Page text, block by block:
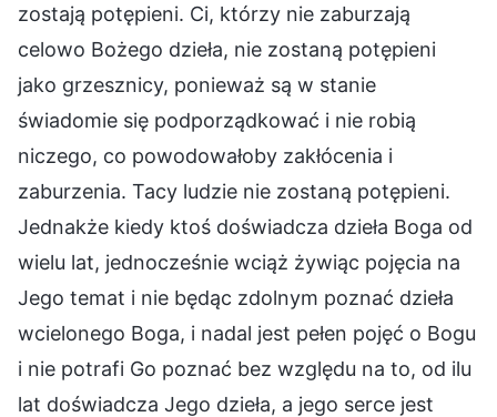
zostają potępieni. Ci, którzy nie zaburzają
celowo Bożego dzieła, nie zostaną potępieni
jako grzesznicy, ponieważ są w stanie
świadomie się podporządkować i nie robią
niczego, co powodowałoby zakłócenia i
zaburzenia. Tacy ludzie nie zostaną potępieni.
Jednakże kiedy ktoś doświadcza dzieła Boga od
wielu lat, jednocześnie wciąż żywiąc pojęcia na
Jego temat i nie będąc zdolnym poznać dzieła
wcielonego Boga, i nadal jest pełen pojęć o Bogu
i nie potrafi Go poznać bez względu na to, od ilu
lat doświadcza Jego dzieła, a jego serce jest